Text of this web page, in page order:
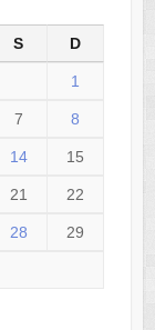
S D
1
7 8
14 15
21 22
28 29